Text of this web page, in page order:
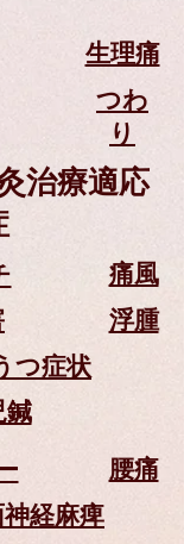
生理痛
つわ
り
治療適応
痛風
浮腫
つ症状
鍼
腰痛
経麻痺